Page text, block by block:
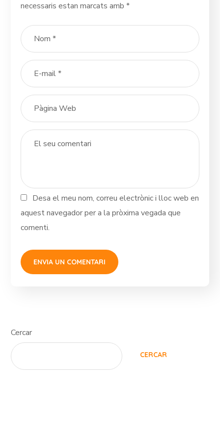
necessaris estan marcats amb*
Desa el meu nom, correu electrònic i lloc web en
aquest navegador per a la pròxima vegada que
comenti.
Cercar
CERCAR